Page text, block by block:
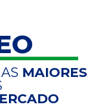
MAIORES